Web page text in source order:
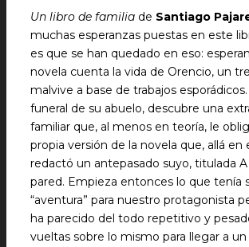
Un libro de familia de Santiago
muchas esperanzas puestas en este
es que se han quedado en eso:
novela cuenta la vida de Orencio, un
malvive a base de trabajos esporádicos.
funeral de su abuelo, descubre una
familiar que, al menos en teoría, le
propia versión de la novela que, allá en
redactó un antepasado suyo, titulada
pared. Empieza entonces lo que tenía
“aventura” para nuestro protagonista
ha parecido del todo repetitivo y
vueltas sobre lo mismo para llegar a